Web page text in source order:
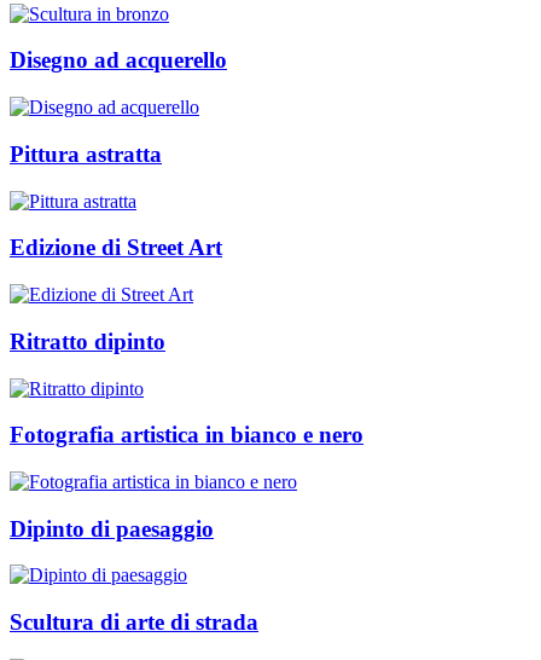
Disegno ad acquerello
Pittura astratta
Edizione di Street Art
Ritratto dipinto
Fotografia artistica in bianco e nero
Dipinto di paesaggio
Scultura di arte di strada